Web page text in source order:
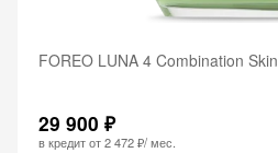
FOREO LUNA 4 Combination Skin
29 900 ₽
в кредит от2 472 ₽/ мес.